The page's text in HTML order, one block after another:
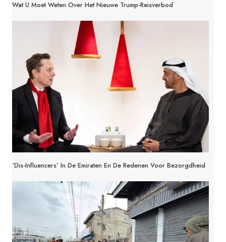
Wat U Moet Weten Over Het Nieuwe Trump-Reisverbod
‘Dis-Influencers’ In De Emiraten En De Redenen Voor Bezorgdheid